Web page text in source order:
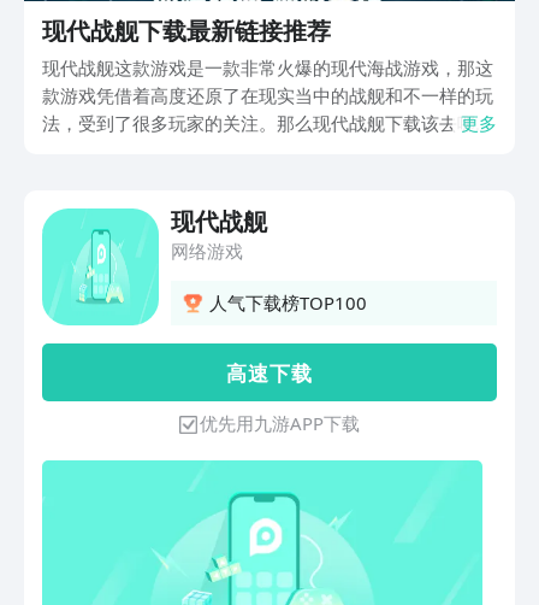
现代战舰下载最新链接推荐
现代战舰这款游戏是一款非常火爆的现代海战游戏，那这
款游戏凭借着高度还原了在现实当中的战舰和不一样的玩
法，受到了很多玩家的关注。那么现代战舰下载该去哪
小编就给大家对于这款游戏进行详细的介绍吧，这样可以
帮助大家更加了解这款游戏的特色。
更多
现代战舰
网络游戏
人气下载榜TOP100
高 速 下 载
优先用九游APP下载